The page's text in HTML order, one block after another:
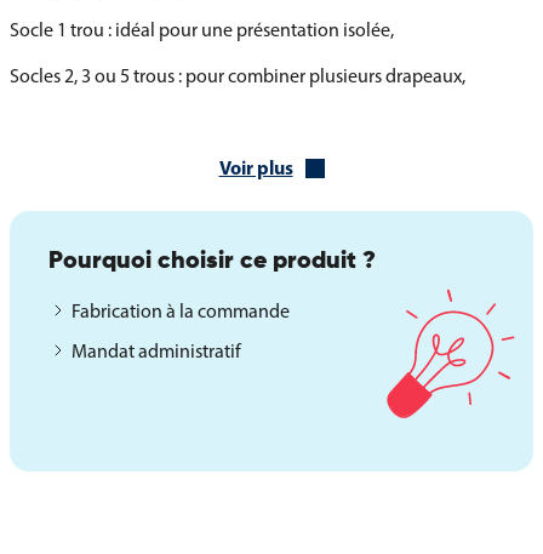
Socle 1 trou : idéal pour une présentation isolée,
Socles 2, 3 ou 5 trous : pour combiner plusieurs drapeaux,
pratique et représentative pour mettre en avant votre
attachement à la culture et au patrimoine bourguignons, que ce
soit dans un cadre professionnel, associatif ou institutionnel.
Voir plus
Pourquoi choisir ce produit ?
Fabrication à la commande
Mandat administratif